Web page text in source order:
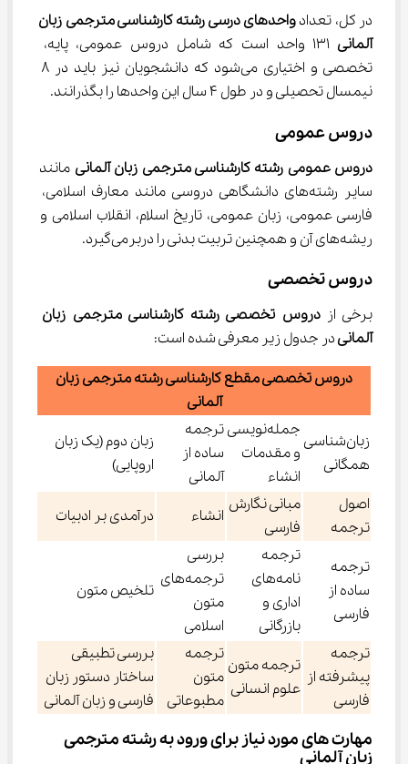
در کل، تعداد واحدهای درسی رشته کارشناسی مترجمی زبان
آلمانی
131 واحد است که شامل دروس عمومی، پایه،
نیمسال تحصیلی و در طول 4 سال این واحدها را بگذرانند.
دروس عمومی
دروس عمومی رشته کارشناسی مترجمی زبان آلمانی مانند
سایر رشته‌های دانشگاهی دروسی مانند معارف اسلامی،
فارسی عمومی، زبان عمومی، تاریخ اسلام، انقلاب اسلامی و
ریشه‌های آن و همچنین تربیت بدنی را دربرمی‌گیرد.
دروس تخصصی
برخی از دروس تخصصی رشته کارشناسی مترجمی زبان
آلمانی در جدول زیر معرفی شده است:
دروس تخصصی مقطع کارشناسی رشته مترجمی زبان
آلمانی
زبان‌شناسی
همگانی
جمله‌نویسی
و مقدمات
انشاء
ترجمه
ساده از
آلمانی
زبان دوم (یک زبان
اروپایی)
اصول
ترجمه
مبانی نگارش
فارسی
انشاء درآمدی بر ادبیات
ترجمه
ساده از
فارسی
ترجمه
نامه‌های
اداری و
بازرگانی
بررسی
ترجمه‌های
متون
اسلامی
تلخیص متون
ترجمه
پیشرفته از
فارسی
ترجمه متون
علوم انسانی
ترجمه
متون
مطبوعاتی
بررسی تطبیقی
ساختار دستور زبان
فارسی و زبان آلمانی
مهارت های مورد نیاز برای ورود به رشته مترجمی
زبان آلمانی